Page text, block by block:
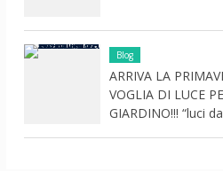
Blog
ARRIVA LA
VOGLIA DI LUCE
GIARDINO!!! “luci